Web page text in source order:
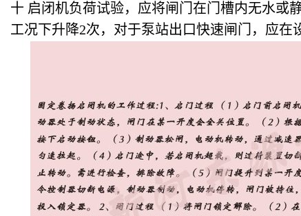
十 启闭机负荷试验，应将闸门在门槽内无水或
工况下升降2次，对于泵站出口快速闸门，应在